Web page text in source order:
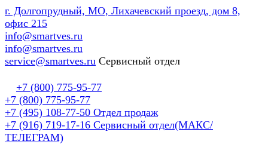
г. Долгопрудный, МО, Лихачевский проезд, дом 8,
офис 215
info@smartves.ru
info@smartves.ru
service@smartves.ru Сервисный отдел
+7 (800) 775-95-77
+7 (800) 775-95-77
+7 (495) 108-77-50 Отдел продаж
+7 (916) 719-17-16 Сервисный отдел(МАКС/
ТЕЛЕГРАМ)